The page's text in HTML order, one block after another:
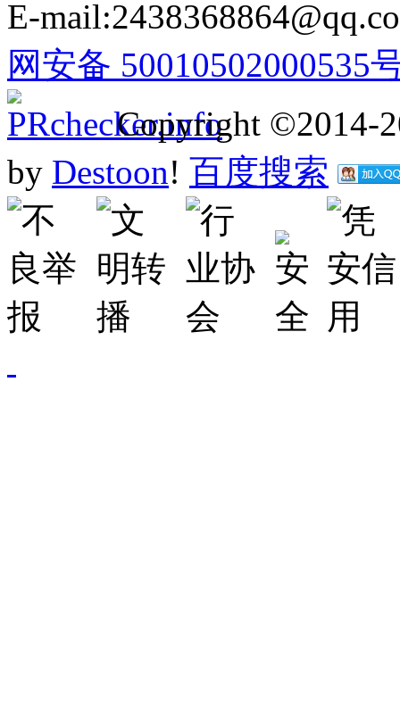
E-
网安备 50010502000535
Copyright ©2014-
by Destoon! 百度搜索